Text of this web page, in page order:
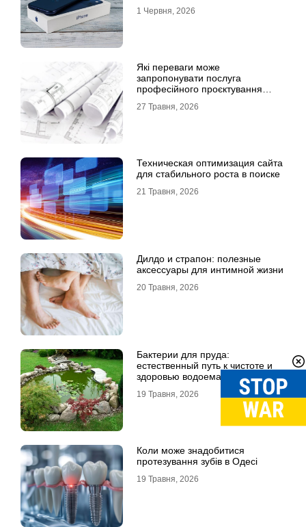
1 Червня, 2026
Які переваги може
запропонувати послуга
професійного проєктування
27 Травня, 2026
Техническая оптимизация сайта
для стабильного роста в поиске
21 Травня, 2026
Дилдо и страпон: полезные
аксессуары для интимной жизни
20 Травня, 2026
Бактерии для пруда:
естественный путь к чистоте и
здоровью водоема
19 Травня, 2026
Коли може знадобитися
протезування зубів в Одесі
19 Травня, 2026